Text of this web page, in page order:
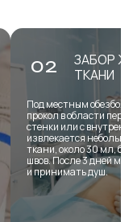
02
ЗАБОР
ТКАНИ
Под местным
прокол в области
стенки или с
извлекается
ткани, около 30 мл,
швов. После 3 дней
и принимать душ.